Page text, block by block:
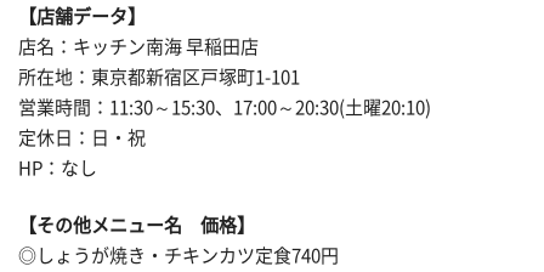
【店舗データ】
店名：キッチン南海 早稲田店
所在地：東京都新宿区戸塚町1-101
営業時間：11:30～15:30、17:00～20:30(土曜20:10)
定休日：日・祝
HP：なし
【その他メニュー名 価格】
◎しょうが焼き・チキンカツ定食740円